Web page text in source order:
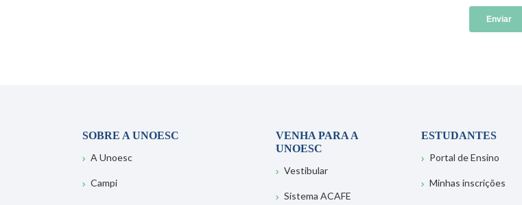
SOBRE A UNOESC
A Unoesc
Campi
VENHA PARA A
UNOESC
Vestibular
Sistema ACAFE
ESTUDANTES
Portal de Ensino
Minhas inscrições